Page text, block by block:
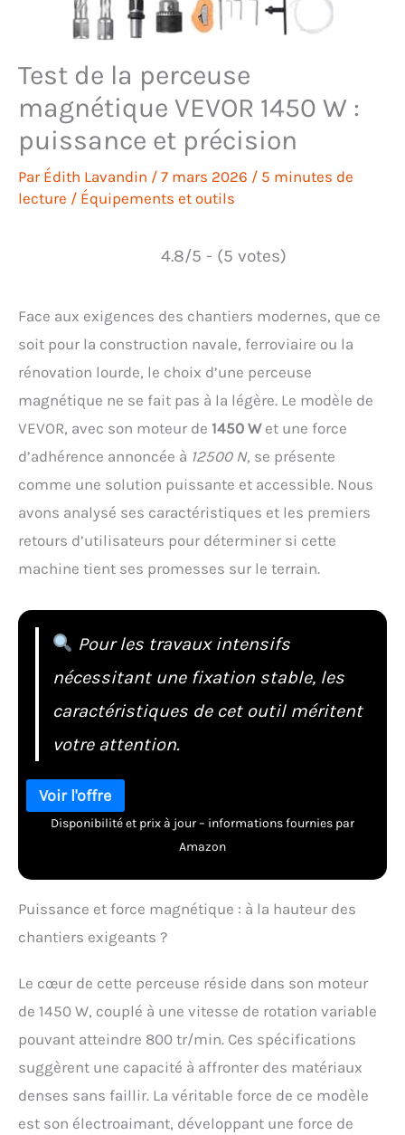
Test de la perceuse
magnétique VEVOR 1450 W :
puissance et précision
Par Édith Lavandin / 7 mars 2026 / 5 minutes de
lecture / Équipements et outils
4.8/5 - (5 votes)
Face aux exigences des chantiers modernes, que ce
soit pour la construction navale, ferroviaire ou la
rénovation lourde, le choix d’une perceuse
magnétique ne se fait pas à la légère. Le modèle de
VEVOR, avec son moteur de 1450 Wet une force
d’adhérence annoncée à 12500 N, se présente
comme une solution puissante et accessible. Nous
avons analysé ses caractéristiques et les premiers
retours d’utilisateurs pour déterminer si cette
machine tient ses promesses sur le terrain.
Pour les travaux intensifs
nécessitant une fixation stable, les
caractéristiques de cet outil méritent
votre attention.
Disponibilité et prix à jour – informations fournies par
Amazon
Puissance et force magnétique : à la hauteur des
chantiers exigeants ?
Le cœur de cette perceuse réside dans son moteur
de 1450 W, couplé à une vitesse de rotation variable
pouvant atteindre 800 tr/min. Ces spécifications
suggèrent une capacité à affronter des matériaux
denses sans faillir. La véritable force de ce modèle
est son électroaimant, développant une force de